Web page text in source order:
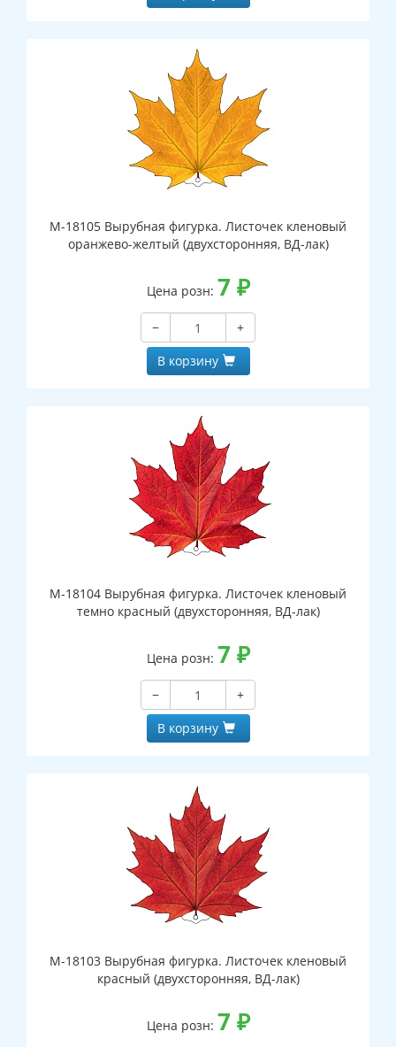
М-18105 Вырубная фигурка. Листочек кленовый
оранжево-желтый (двухсторонняя, ВД-лак)
Цена розн: 7 ₽
−
+
В корзину
М-18104 Вырубная фигурка. Листочек кленовый
темно красный (двухсторонняя, ВД-лак)
Цена розн: 7 ₽
−
+
В корзину
М-18103 Вырубная фигурка. Листочек кленовый
красный (двухсторонняя, ВД-лак)
Цена розн: 7 ₽